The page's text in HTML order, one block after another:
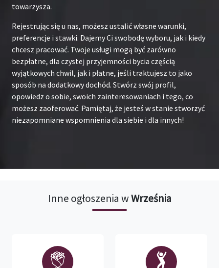
towarzysza.
Rejestrując się u nas, możesz ustalić własne warunki,
preferencje i stawki. Dajemy Ci swobodę wyboru, jak i kiedy
chcesz pracować. Twoje usługi mogą być zarówno
bezpłatne, dla czystej przyjemności bycia częścią
wyjątkowych chwil, jak i płatne, jeśli traktujesz to jako
sposób na dodatkowy dochód. Stwórz swój profil,
opowiedz o sobie, swoich zainteresowaniach i tego, co
możesz zaoferować. Pamiętaj, że jesteś w stanie stworzyć
niezapomniane wspomnienia dla siebie i dla innych!
Inne ogłoszenia wWrześnia